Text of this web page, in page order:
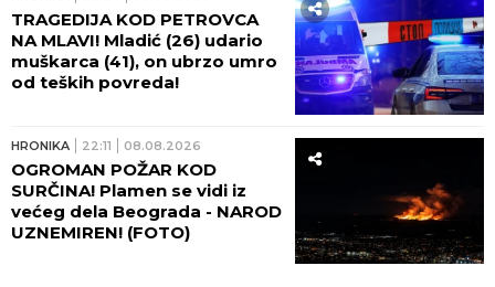
TRAGEDIJA KOD PETROVCA
NA MLAVI! Mladić (26) udario
muškarca (41), on ubrzo umro
od teških povreda!
HRONIKA 22:11 08.08.2026
OGROMAN POŽAR KOD
SURČINA! Plamen se vidi iz
većeg dela Beograda - NAROD
UZNEMIREN! (FOTO)